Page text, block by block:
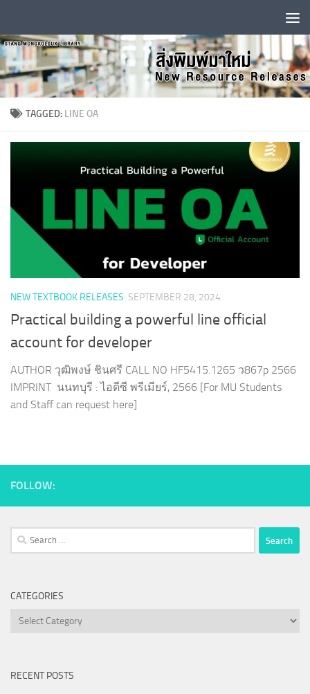
TAGGED: LINE OA
NEW TEXTBOOK RELEASES SEPTEMBER 28, 2024
Practical building a powerful line official
account for developer
AUTHOR วุฒิพงษ์ ชินศรี CALL NO HF5415.1265 ว867p 2566
IMPRINT นนทบุรี : ไอดีซี พรีเมียร์, 2566 [For MU Students
and Staff can request here]
FOLLOW:
Search
for:
CATEGORIES
Categories
RECENT POSTS